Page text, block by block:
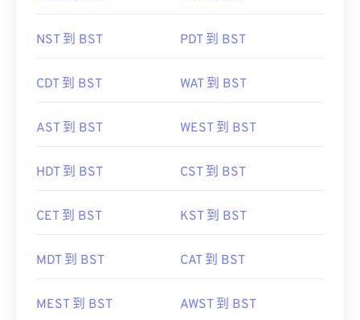
NST 到 BST PDT 到 BST
CDT 到 BST WAT 到 BST
AST 到 BST WEST 到 BST
HDT 到 BST CST 到 BST
CET 到 BST KST 到 BST
MDT 到 BST CAT 到 BST
MEST 到 BST AWST 到 BST